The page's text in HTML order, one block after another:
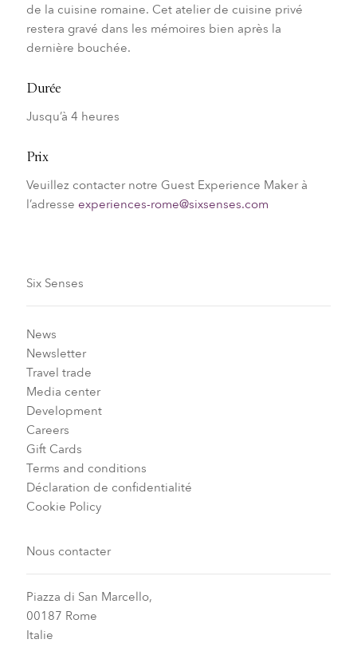
de la cuisine romaine. Cet atelier de cuisine privé
restera gravé dans les mémoires bien après la
dernière bouchée.
Durée
Jusqu’à 4 heures
Prix
Veuillez contacter notre Guest Experience Maker à
l’adresse experiences-rome@sixsenses.com
Six Senses
News
Newsletter
Travel trade
Media center
Development
Careers
Gift Cards
Terms and conditions
Déclaration de confidentialité
Cookie Policy
Nous contacter
Piazza di San Marcello,
00187 Rome
Italie